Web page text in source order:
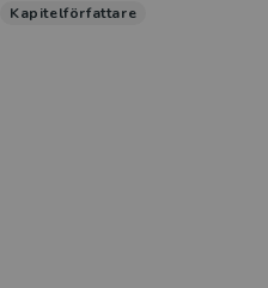
Kapitelförfattare